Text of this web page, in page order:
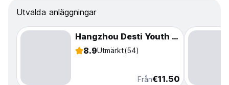
Utvalda anläggningar
Hangzhou Desti Youth Park Hostel West Lake
8.9Utmärkt(54)
Från€11.50